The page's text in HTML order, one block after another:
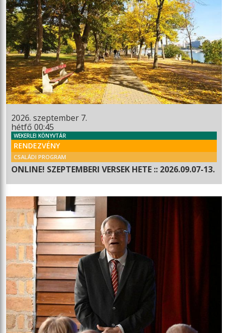
2026. szeptember 7.
hétfő 00:45
WEKERLEI KÖNYVTÁR
RENDEZVÉNY
CSALÁDI PROGRAM
ONLINE! SZEPTEMBERI VERSEK HETE :: 2026.09.07-13.